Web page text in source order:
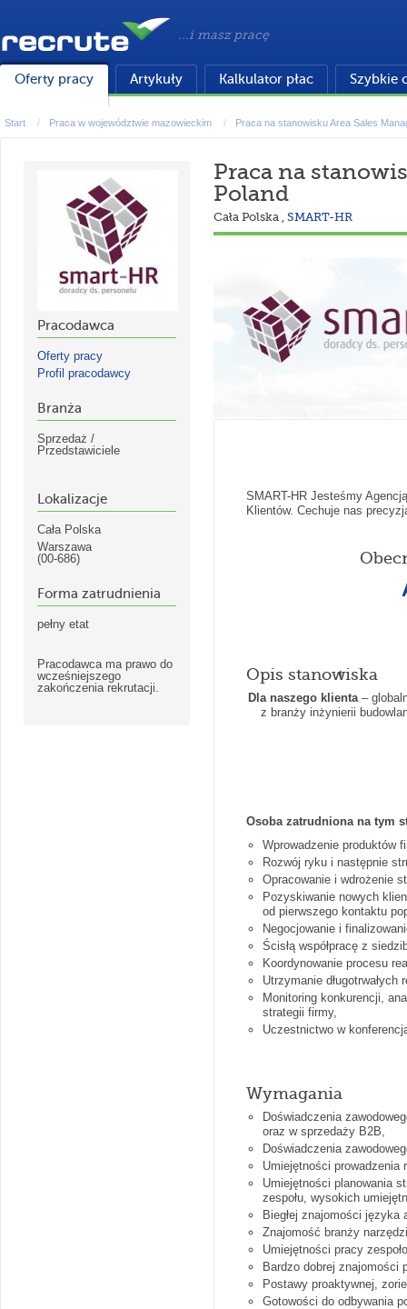
...i masz pracę
Oferty pracy Artykuły Kalkulator płac Szybkie
Start Praca w województwie mazowieckim Praca na stanowisku Area Sales
Pracodawca
Oferty pracy
Profil pracodawcy
Branża
Sprzedaż /
Przedstawiciele
Lokalizacje
Cała Polska
Warszawa
(00-686)
Forma zatrudnienia
pełny etat
Pracodawca ma prawo do
wcześniejszego
zakończenia rekrutacji.
Praca na
Poland
Cała Polska, SMART-HR
SMART-HR Jesteśmy
Klientów. Cechuje nas
Opis stanowiska
Dla naszego klienta–
z branży inżynierii
Osoba zatrudniona na tym
Wprowadzenie produktów
Rozwój ryku i następnie
Opracowanie i wdrożenie
Pozyskiwanie nowych
od pierwszego kontaktu
Negocjowanie i
Ścisłą współpracę z
Koordynowanie procesu
Utrzymanie
Monitoring konkurencji,
strategii firmy,
Uczestnictwo w
Wymagania
Doświadczenia
oraz w sprzedaży B2B,
Doświadczenia
Umiejętności
Umiejętności planowania
zespołu, wysokich
Biegłej znajomości
Znajomość branży
Umiejętności pracy
Bardzo dobrej
Postawy proaktywnej,
Gotowości do odbywania